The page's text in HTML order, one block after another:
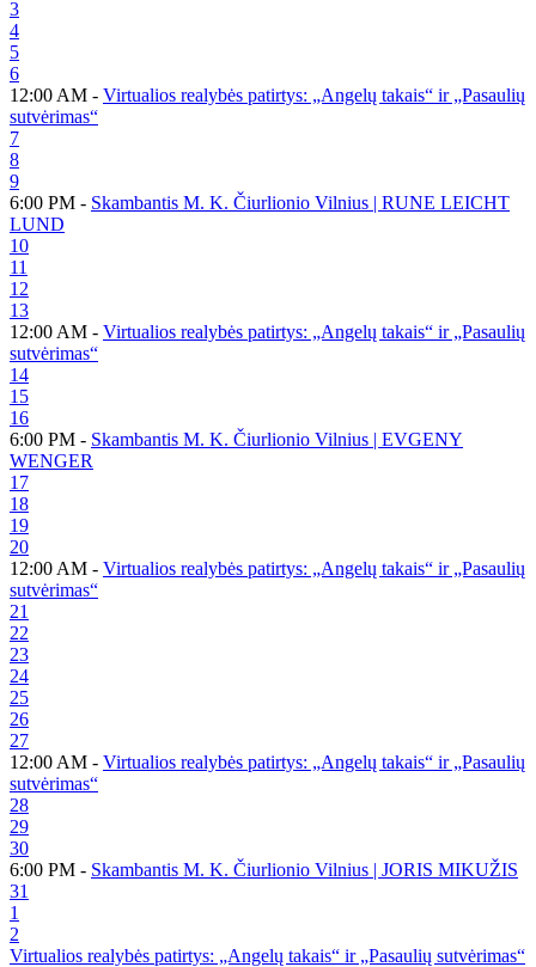
3
4
5
6
12:00 AM - Virtualios realybės patirtys: „Angelų takais“ ir „Pasaulių
sutvėrimas“
7
8
9
6:00 PM - Skambantis M. K. Čiurlionio Vilnius | RUNE LEICHT
LUND
10
11
12
13
12:00 AM - Virtualios realybės patirtys: „Angelų takais“ ir „Pasaulių
sutvėrimas“
14
15
16
6:00 PM - Skambantis M. K. Čiurlionio Vilnius | EVGENY
WENGER
17
18
19
20
12:00 AM - Virtualios realybės patirtys: „Angelų takais“ ir „Pasaulių
sutvėrimas“
21
22
23
24
25
26
27
12:00 AM - Virtualios realybės patirtys: „Angelų takais“ ir „Pasaulių
sutvėrimas“
28
29
30
6:00 PM - Skambantis M. K. Čiurlionio Vilnius | JORIS MIKUŽIS
31
1
2
Virtualios realybės patirtys: „Angelų takais“ ir „Pasaulių sutvėrimas“